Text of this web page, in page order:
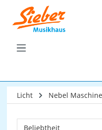
Zum Hauptinhalt springen
Licht Nebel